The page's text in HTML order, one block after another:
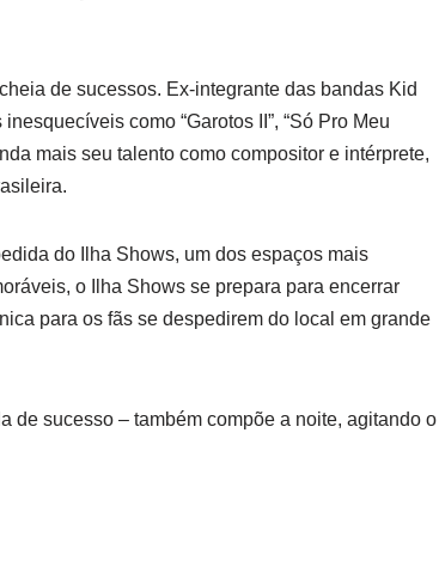
de sucessos. Ex-integrante das bandas Kid
como “Garotos II”, “Só Pro Meu
mais seu talento como compositor e intérprete,
do Ilha Shows, um dos espaços mais
o Ilha Shows se prepara para encerrar
para os fãs se despedirem do local em grande
de sucesso – também compõe a noite, agitando o